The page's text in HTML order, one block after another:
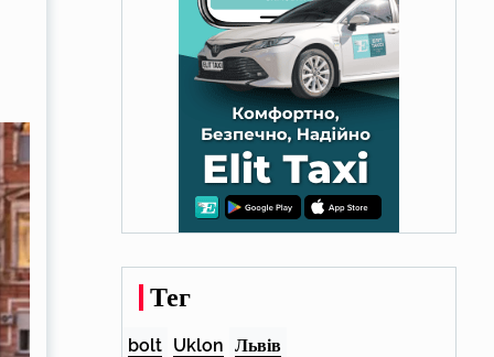
Тег
bolt Uklon Львів